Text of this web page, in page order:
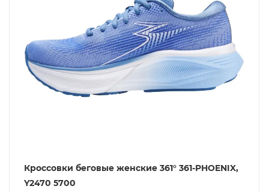
Кроссовки беговые женские 361° 361-PHOENIX,
Y2470 5700